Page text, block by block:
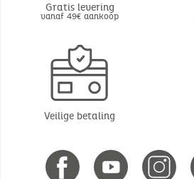
Gratis levering
vanaf 49€ aankoop
Veilige betaling